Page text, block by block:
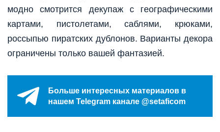
модно смотрится декупаж с географическими
картами, пистолетами, саблями, крюками,
россыпью пиратских дублонов. Варианты декора
ограничены только вашей фантазией.
Больше интересных материалов в
нашем Telegram канале @setaficom